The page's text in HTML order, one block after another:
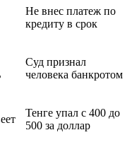
Не внес платеж по
кредиту в срок
Суд признал
человека банкротом
Тенге упал с 400 до
500 за доллар